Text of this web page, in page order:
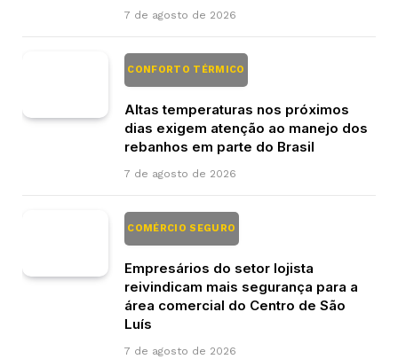
7 de agosto de 2026
CONFORTO TÉRMICO
Altas temperaturas nos próximos
dias exigem atenção ao manejo dos
rebanhos em parte do Brasil
7 de agosto de 2026
COMÉRCIO SEGURO
Empresários do setor lojista
reivindicam mais segurança para a
área comercial do Centro de São
Luís
7 de agosto de 2026